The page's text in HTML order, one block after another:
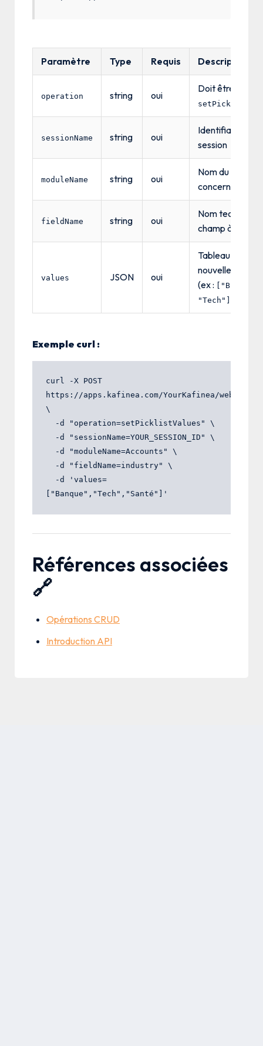
Paramètre Type Requis Description
operation string oui
Doit être
sessionName string oui
Identifiant de
session
moduleName string oui
Nom du module
concerné
fieldName string oui
Nom technique
champ à
values JSON oui
Tableau JSON
nouvelles
(ex :
["Banque",
"Tech"]
Exemple curl :
curl -X POST
https://apps.kafinea.com/YourKafinea/
\
Références associées
🔗
Opérations CRUD
Introduction API